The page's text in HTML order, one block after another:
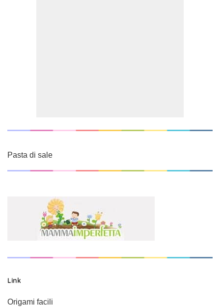
Pasta di sale
Link
Origami facili